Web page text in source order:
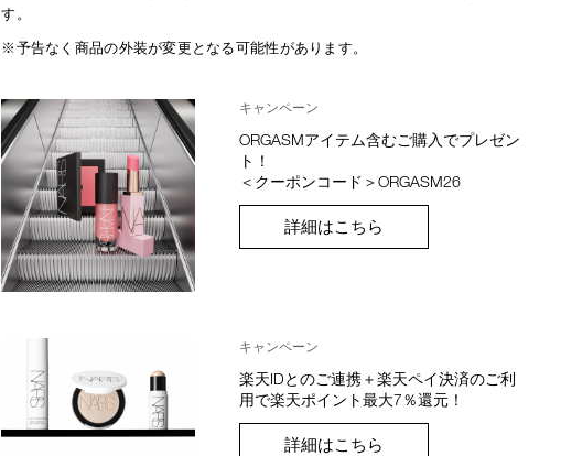
す。
※予告なく商品の外装が変更となる可能性があります。
キャンペーン
ORGASMアイテム含むご購入でプレゼン
ト！
＜クーポンコード＞ORGASM26
詳細はこちら
キャンペーン
楽天IDとのご連携＋楽天ペイ決済のご利
用で楽天ポイント最大7％還元！
詳細はこちら